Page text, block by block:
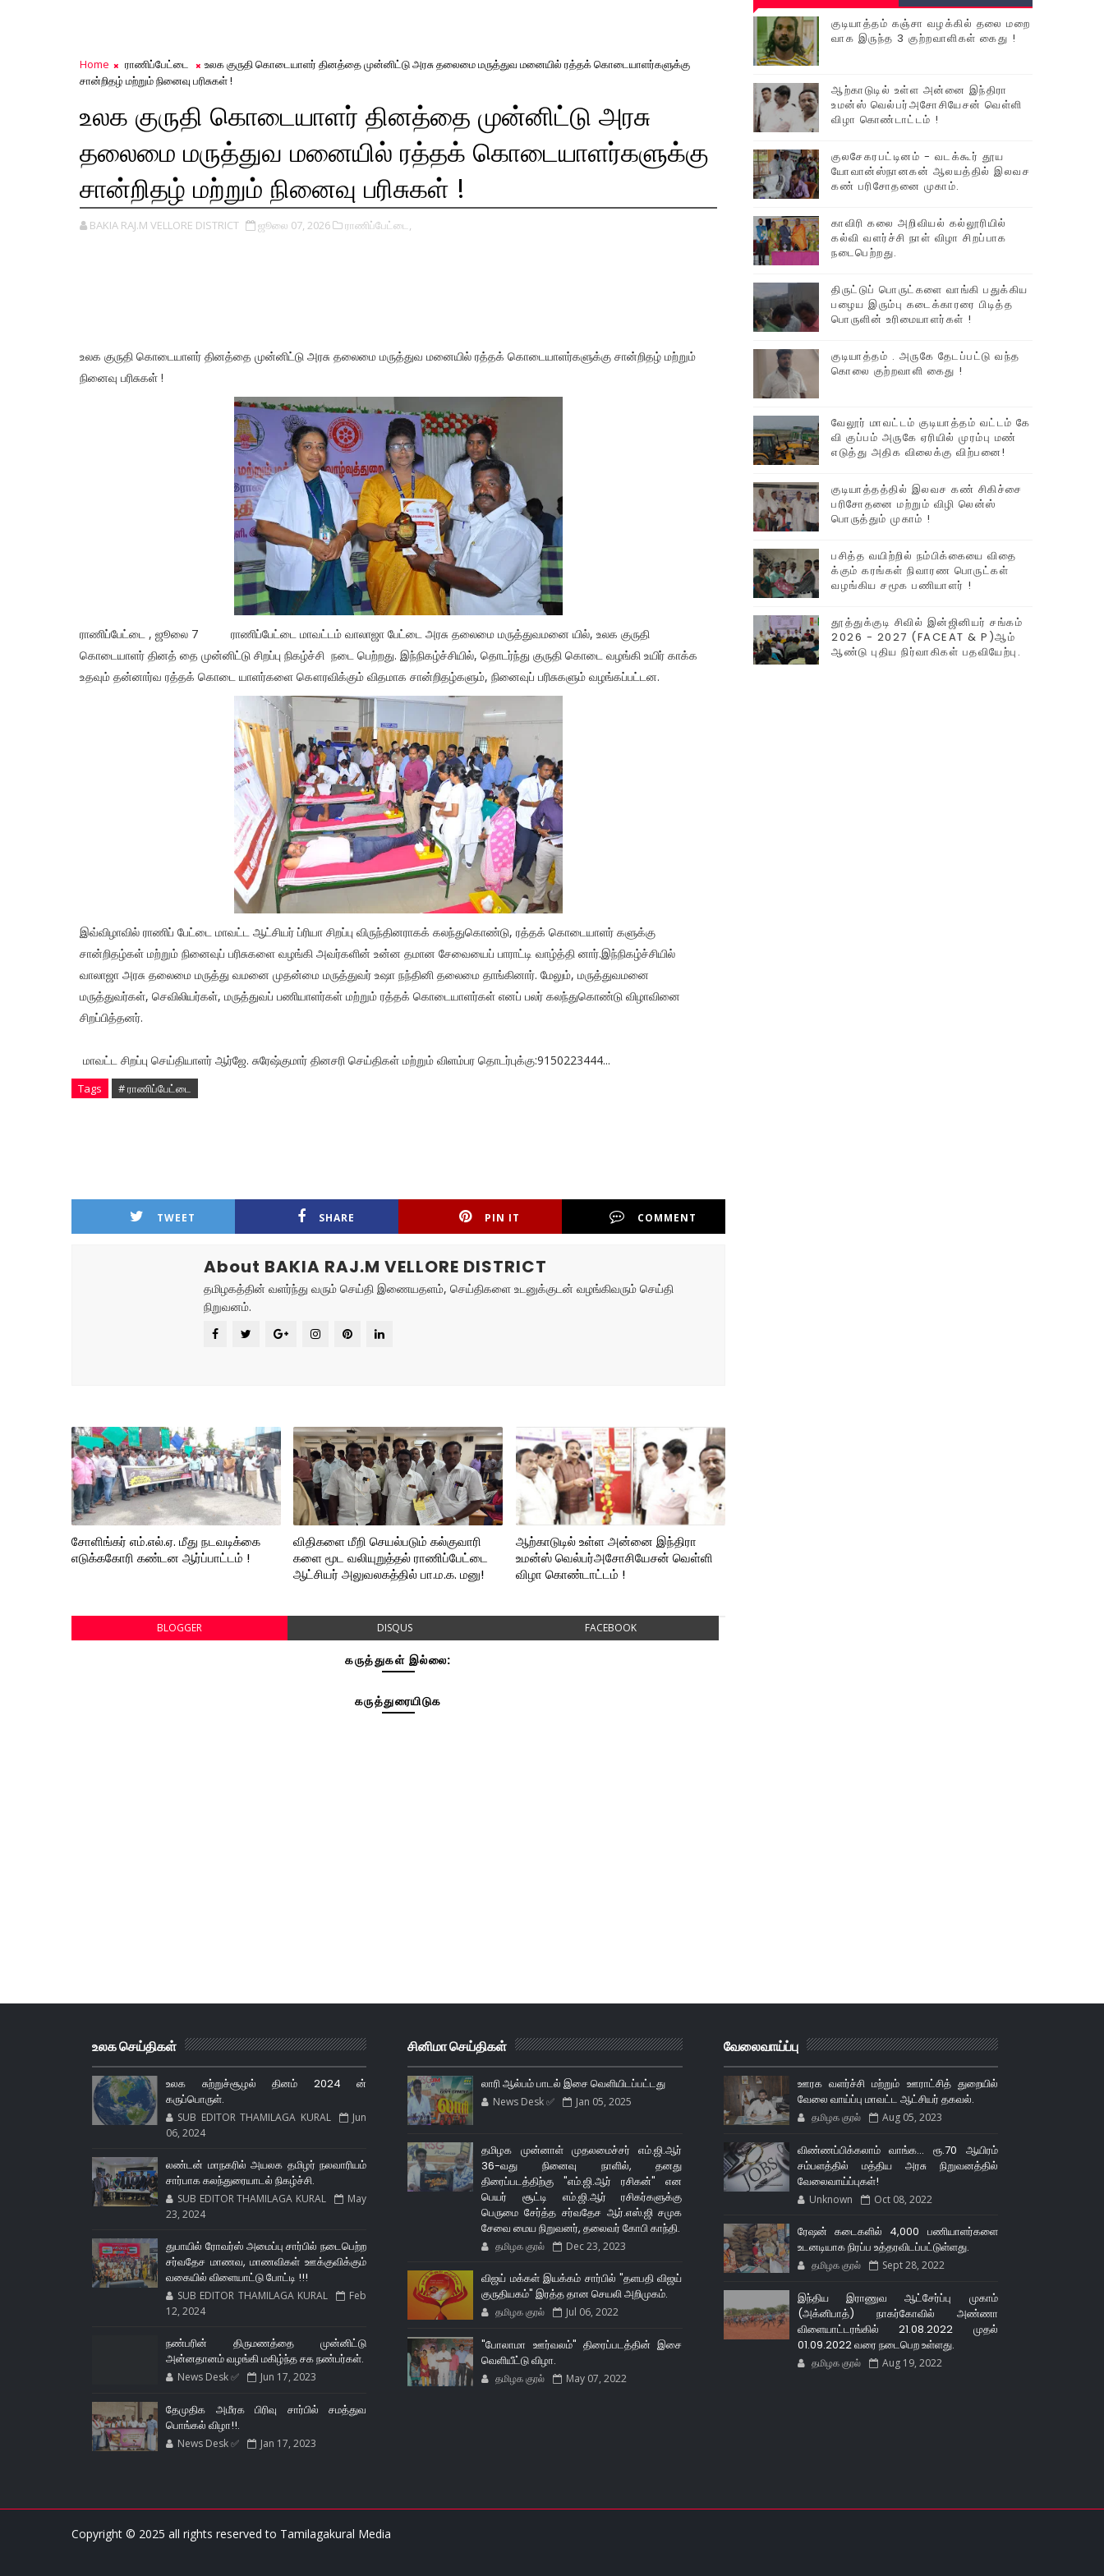
Home ராணிப்பேட்டை
உலக குருதி கொடையாளர் தினத்தை முன்னிட்டு அரசு தலைமை மருத்துவ மனையில் ரத்தக் கொடையாளர்களுக்கு
சான்றிதழ் மற்றும் நினைவு பரிசுகள் !
உலக குருதி கொடையாளர் தினத்தை முன்னிட்டு அரசு
தலைமை மருத்துவ மனையில் ரத்தக் கொடையாளர்களுக்கு
சான்றிதழ் மற்றும் நினைவு பரிசுகள் !
BAKIA RAJ.M VELLORE DISTRICT ஜூலை 07, 2026 ராணிப்பேட்டை,
உலக குருதி கொடையாளர் தினத்தை முன்னிட்டு அரசு தலைமை மருத்துவ மனையில் ரத்தக் கொடையாளர்களுக்கு சான்றிதழ் மற்றும்
நினைவு பரிசுகள் !
ராணிப்பேட்டை , ஜூலை 7 ராணிப்பேட்டை மாவட்டம் வாலாஜா பேட்டை அரசு தலைமை மருத்துவமனை யில், உலக குருதி
கொடையாளர் தினத் தை முன்னிட்டு சிறப்பு நிகழ்ச்சி நடை பெற்றது. இந்நிகழ்ச்சியில், தொடர்ந்து குருதி கொடை வழங்கி உயிர் காக்க
உதவும் தன்னார்வ ரத்தக் கொடை யாளர்களை கௌரவிக்கும் விதமாக சான்றிதழ்களும், நினைவுப் பரிசுகளும் வழங்கப்பட்டன.
இவ்விழாவில் ராணிப் பேட்டை மாவட்ட ஆட்சியர் ப்ரியா சிறப்பு விருந்தினராகக் கலந்துகொண்டு, ரத்தக் கொடையாளர் களுக்கு
சான்றிதழ்கள் மற்றும் நினைவுப் பரிசுகளை வழங்கி அவர்களின் உன்ன தமான சேவையைப் பாராட்டி வாழ்த்தி னார்.இந்நிகழ்ச்சியில்
வாலாஜா அரசு தலைமை மருத்து வமனை முதன்மை மருத்துவர் உஷா நந்தினி தலைமை தாங்கினார். மேலும், மருத்துவமனை
மருத்துவர்கள், செவிலியர்கள், மருத்துவப் பணியாளர்கள் மற்றும் ரத்தக் கொடையாளர்கள் எனப் பலர் கலந்துகொண்டு விழாவினை
சிறப்பித்தனர்.
மாவட்ட சிறப்பு செய்தியாளர் ஆர்ஜே. சுரேஷ்குமார் தினசரி செய்திகள் மற்றும் விளம்பர தொடர்புக்கு:9150223444...
Tags # ராணிப்பேட்டை
TWEET SHARE PIN IT COMMENT
About BAKIA RAJ.M VELLORE DISTRICT
தமிழகத்தின் வளர்ந்து வரும் செய்தி இணையதளம், செய்திகளை உடனுக்குடன் வழங்கிவரும் செய்தி
நிறுவனம்.
சோளிங்கர் எம்.எல்.ஏ. மீது நடவடிக்கை
எடுக்ககோரி கண்டன ஆர்ப்பாட்டம் !
விதிகளை மீறி செயல்படும் கல்குவாரி
களை மூட வலியுறுத்தல் ராணிப்பேட்டை
ஆட்சியர் அலுவலகத்தில் பா.ம.க. மனு!
ஆற்காடுடில் உள்ள அன்னை இந்திரா
உமன்ஸ் வெல்பர்அசோசியேசன் வெள்ளி
விழா கொண்டாட்டம் !
BLOGGER DISQUS FACEBOOK
கருத்துகள் இல்லை:
கருத்துரையிடுக
குடியாத்தம் கஞ்சா வழக்கில் தலை மறை
வாக இருந்த 3 குற்றவாளிகள் கைது !
ஆற்காடுடில் உள்ள அன்னை இந்திரா
உமன்ஸ் வெல்பர்அசோசியேசன் வெள்ளி
விழா கொண்டாட்டம் !
குலசேகரபட்டினம் - வடக்கூர் தூய
யோவான்ஸ்நானகன் ஆலயத்தில் இலவச
கண் பரிசோதனை முகாம்.
காவிரி கலை அறிவியல் கல்லூரியில்
கல்வி வளர்ச்சி நாள் விழா சிறப்பாக
நடைபெற்றது.
திருட்டுப் பொருட்களை வாங்கி பதுக்கிய
பழைய இரும்பு கடைக்காரரை பிடித்த
பொருளின் உரிமையாளர்கள் !
குடியாத்தம் . அருகே தேடப்பட்டு வந்த
கொலை குற்றவாளி கைது !
வேலூர் மாவட்டம் குடியாத்தம் வட்டம் கே
வி குப்பம் அருகே ஏரியில் முரம்பு‌ மண்
எடுத்து அதிக விலைக்கு விற்பனை!
குடியாத்தத்தில் இலவச கண் சிகிச்சை
பரிசோதனை மற்றும் விழி லென்ஸ்
பொருத்தும் முகாம் !
பசித்த வயிற்றில் நம்பிக்கையை விதை
க்கும் கரங்கள் நிவாரண பொருட்கள்
வழங்கிய சமூக பணியாளர் !
தூத்துக்குடி சிவில் இன்ஜினியர் சங்கம்
2026 - 2027 (FACEAT & P)ஆம்
ஆண்டு புதிய நிர்வாகிகள் பதவியேற்பு.
உலக செய்திகள்
உலக சுற்றுச்சூழல் தினம் 2024 ன்
கருப்பொருள்.
SUB EDITOR THAMILAGA KURAL
Jun
06, 2024
லண்டன் மாநகரில் அயலக தமிழர் நலவாரியம்
சார்பாக கலந்துரையாடல் நிகழ்ச்சி.
SUB EDITOR THAMILAGA KURAL
May
23, 2024
துபாயில் ரோவர்ஸ் அமைப்பு சார்பில் நடைபெற்ற
சர்வதேச மாணவ, மாணவிகள் ஊக்குவிக்கும்
வகையில் விளையாட்டு போட்டி !!!
SUB EDITOR THAMILAGA KURAL
Feb
12, 2024
நண்பரின் திருமணத்தை முன்னிட்டு
அன்னதானம் வழங்கி மகிழ்ந்த சக நண்பர்கள்.
News Desk ✅ Jun 17, 2023
தேமுதிக அமீரக பிரிவு சார்பில் சமத்துவ
பொங்கல் விழா!!.
News Desk ✅ Jan 17, 2023
சினிமா செய்திகள்
லாரி ஆல்பம் பாடல் இசை வெளியிடப்பட்டது
News Desk ✅ Jan 05, 2025
தமிழக முன்னாள் முதலமைச்சர் எம்.ஜி.ஆர்
36-வது நினைவு நாளில், தனது
திரைப்படத்திற்கு "எம்.ஜி.ஆர் ரசிகன்" என
பெயர் சூட்டி எம்.ஜி.ஆர் ரசிகர்களுக்கு
பெருமை சேர்த்த சர்வதேச ஆர்.எஸ்.ஜி சமுக
சேவை மைய நிறுவனர், தலைவர் கோபி காந்தி.
தமிழக குரல் Dec 23, 2023
விஜய் மக்கள் இயக்கம் சார்பில் "தளபதி விஜய்
குருதியகம்" இரத்த தான செயலி அறிமுகம்.
தமிழக குரல் Jul 06, 2022
"போலாமா ஊர்வலம்" திரைப்படத்தின் இசை
வெளியீட்டு விழா.
தமிழக குரல் May 07, 2022
வேலைவாய்ப்பு
ஊரக வளர்ச்சி மற்றும் ஊராட்சித் துறையில்
வேலை வாய்ப்பு மாவட்ட ஆட்சியர் தகவல்.
தமிழக குரல் Aug 05, 2023
விண்ணப்பிக்கலாம் வாங்க... ரூ.70 ஆயிரம்
சம்பளத்தில் மத்திய அரசு நிறுவனத்தில்
வேலைவாய்ப்புகள்!
Unknown Oct 08, 2022
ரேஷன் கடைகளில் 4,000 பணியாளர்களை
உடனடியாக நிரப்ப உத்தரவிடப்பட்டுள்ளது.
தமிழக குரல் Sept 28, 2022
இந்திய இராணுவ ஆட்சேர்ப்பு முகாம்
(அக்னிபாத்) நாகர்கோவில் அண்ணா
விளையாட்டரங்கில் 21.08.2022 முதல்
01.09.2022 வரை நடைபெற உள்ளது.
தமிழக குரல் Aug 19, 2022
Copyright © 2025 all rights reserved to Tamilagakural Media